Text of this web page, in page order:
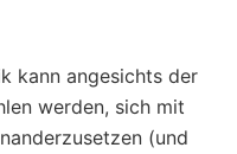
kann angesichts der
werden, sich mit
(und